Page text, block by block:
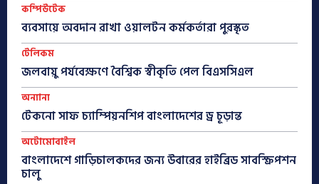
কম্পিউটেক
ব্যবসায়ে অবদান রাখা ওয়ালটন কর্মকর্তারা পুরস্কৃত
টেলিকম
জলবায়ু পর্যবেক্ষণে বৈশ্বিক স্বীকৃতি পেল বিএসসিএল
অন্যান্য
টেকনো সাফ চ্যাম্পিয়নশিপ বাংলাদেশের ড্র চূড়ান্ত
অটোমোবাইল
বাংলাদেশে গাড়িচালকদের জন্য উবারের হাইব্রিড সাবস্ক্রিপশন
চালু